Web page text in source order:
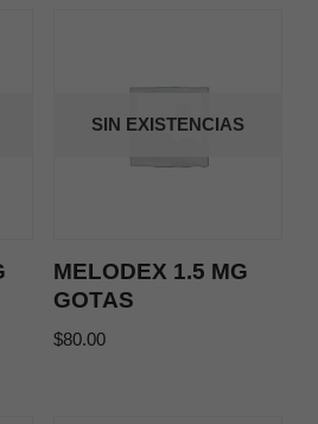
SIN EXISTENCIAS
MELODEX 1.5 MG
GOTAS
$80.00